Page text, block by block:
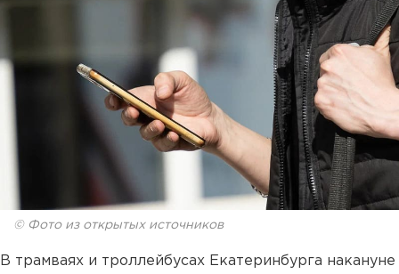
© Фото из открытых источников
В трамваях и троллейбусах Екатеринбурга накануне